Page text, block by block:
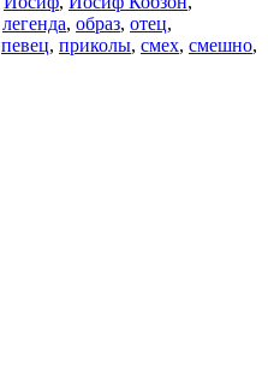
легенда, образ, отец,
певец, приколы, смех, смешно,